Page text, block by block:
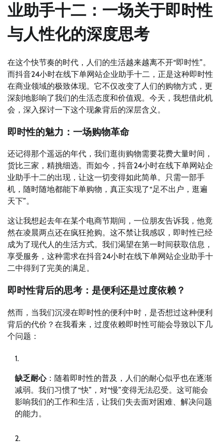
业助手十二：一场关于即时性
与人性化的深度思考
在这个快节奏的时代，人们的生活越来越离不开“即时性”。
而抖音24小时在线下单网站企业助手十二，正是这种即时性
在商业领域的极致体现。它不仅改变了人们的购物方式，更
深刻地影响了我们的生活态度和价值观。今天，我想借此机
会，深入探讨一下这个现象背后的深层含义。
即时性的魅力：一场购物革命
还记得那个遥远的年代，我们逛街购物需要花费大量时间，
货比三家，精挑细选。而如今，抖音24小时在线下单网站企
业助手十二的出现，让这一切变得如此简单。只需一部手
机，随时随地都能下单购物，真正实现了“足不出户，逛遍
天下”。
这让我想起去年在某个电商节期间，一位朋友告诉我，他竟
然在凌晨两点还在疯狂抢购。这不禁让我感叹，即时性已经
成为了现代人的生活方式。我们渴望在第一时间获取信息，
享受服务，这种需求在抖音24小时在线下单网站企业助手十
二中得到了完美的满足。
即时性背后的思考：是便利还是过度依赖？
然而，当我们沉浸在即时性的便利中时，是否想过这种便利
背后的代价？在我看来，过度依赖即时性可能会导致以下几
个问题：
缺乏耐心：随着即时性的普及，人们的耐心似乎也在逐渐
减弱。我们习惯了“快”，对“慢”变得无法忍受。这可能会
影响我们的工作和生活，让我们失去面对困难、解决问题
的能力。